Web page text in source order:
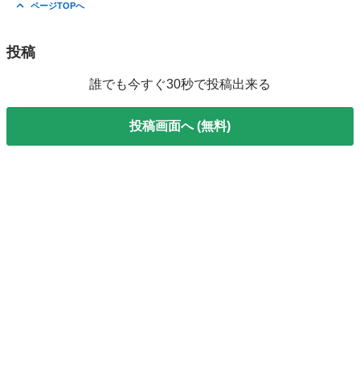
ページTOPへ
投稿
誰でも今すぐ30秒で投稿出来る
投稿画面へ (無料)